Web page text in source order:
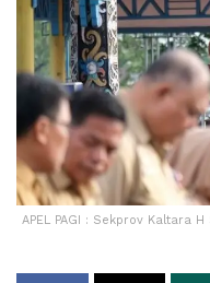
APEL PAGI : Sekprov Kaltara